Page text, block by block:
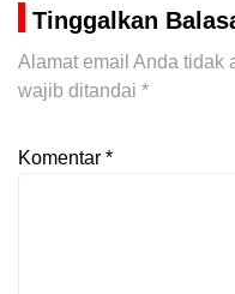
Tinggalkan
Alamat email Anda tidak
wajib ditandai *
Komentar *